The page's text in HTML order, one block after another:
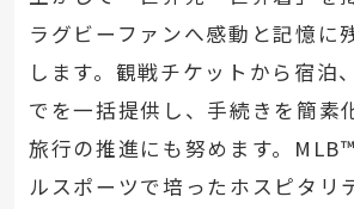
ラグビーファンへ感動と記憶に
します。観戦チケットから宿泊
でを一括提供し、手続きを簡素
旅行の推進にも努めます。
ルスポーツで培ったホスピタリ